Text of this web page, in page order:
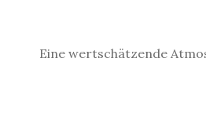
Eine wertschätzende